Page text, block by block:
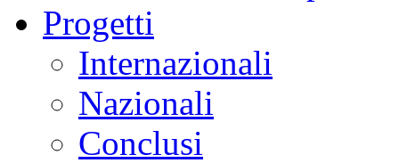
Progetti
Internazionali
Nazionali
Conclusi